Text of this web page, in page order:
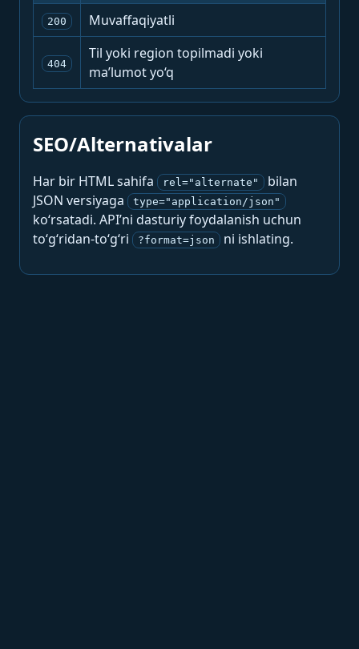
200 Muvaffaqiyatli
404
Til yoki region topilmadi yoki
ma’lumot yo‘q
SEO/Alternativalar
Har bir HTML sahifa rel="alternate"
bilan
JSON versiyaga
type="application/json"
ko‘rsatadi. API’ni dasturiy foydalanish uchun
to‘g‘ridan-to‘g‘ri
?format=json ni ishlating.